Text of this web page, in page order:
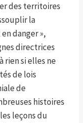
des territoires
la
danger »,
directrices
rien si elles ne
de lois
de
histoires
leçons du